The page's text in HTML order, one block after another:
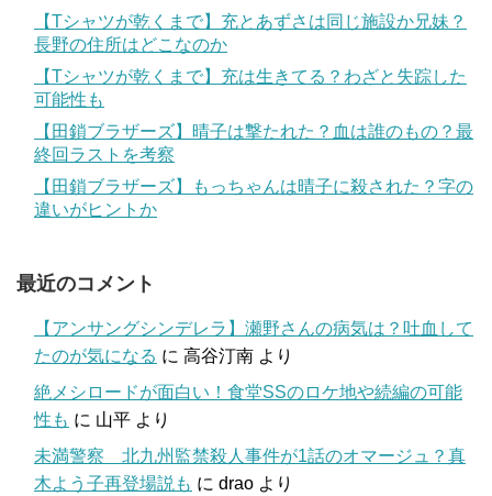
【Tシャツが乾くまで】充とあずさは同じ施設か兄妹？
長野の住所はどこなのか
【Tシャツが乾くまで】充は生きてる？わざと失踪した
可能性も
【田鎖ブラザーズ】晴子は撃たれた？血は誰のもの？最
終回ラストを考察
【田鎖ブラザーズ】もっちゃんは晴子に殺された？字の
違いがヒントか
最近のコメント
【アンサングシンデレラ】瀬野さんの病気は？吐血して
たのが気になる に 高谷汀南 より
絶メシロードが面白い！食堂SSのロケ地や続編の可能
性も に 山平 より
未満警察 北九州監禁殺人事件が1話のオマージュ？真
木よう子再登場説も に drao より